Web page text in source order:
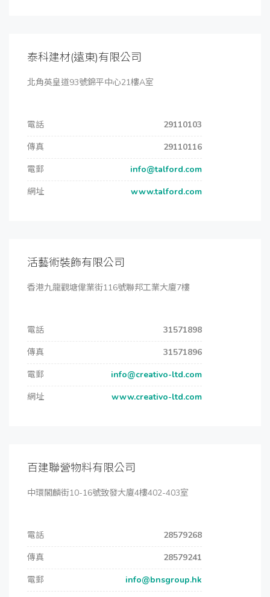
泰科建材(遠東)有限公司
北角英皇道93號錦平中心21樓A室
電話
29110103
傳真
29110116
電郵
info@talford.com
網址
www.talford.com
活藝術裝飾有限公司
香港九龍觀塘偉業街116號聯邦工業大廈7樓
電話
31571898
傳真
31571896
電郵
info@creativo-ltd.com
網址
www.creativo-ltd.com
百建聯營物料有限公司
中環閣麟街10-16號致發大廈4樓402-403室
電話
28579268
傳真
28579241
電郵
info@bnsgroup.hk